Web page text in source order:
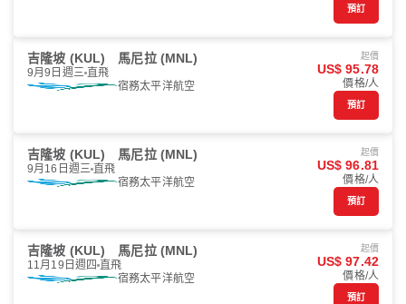
預訂
吉隆坡 (KUL) 馬尼拉 (MNL)
9月9日週三 直飛
宿務太平洋航空
起價
US$ 95.78
價格/人
預訂
吉隆坡 (KUL) 馬尼拉 (MNL)
9月16日週三 直飛
宿務太平洋航空
起價
US$ 96.81
價格/人
預訂
吉隆坡 (KUL) 馬尼拉 (MNL)
11月19日週四 直飛
宿務太平洋航空
起價
US$ 97.42
價格/人
預訂